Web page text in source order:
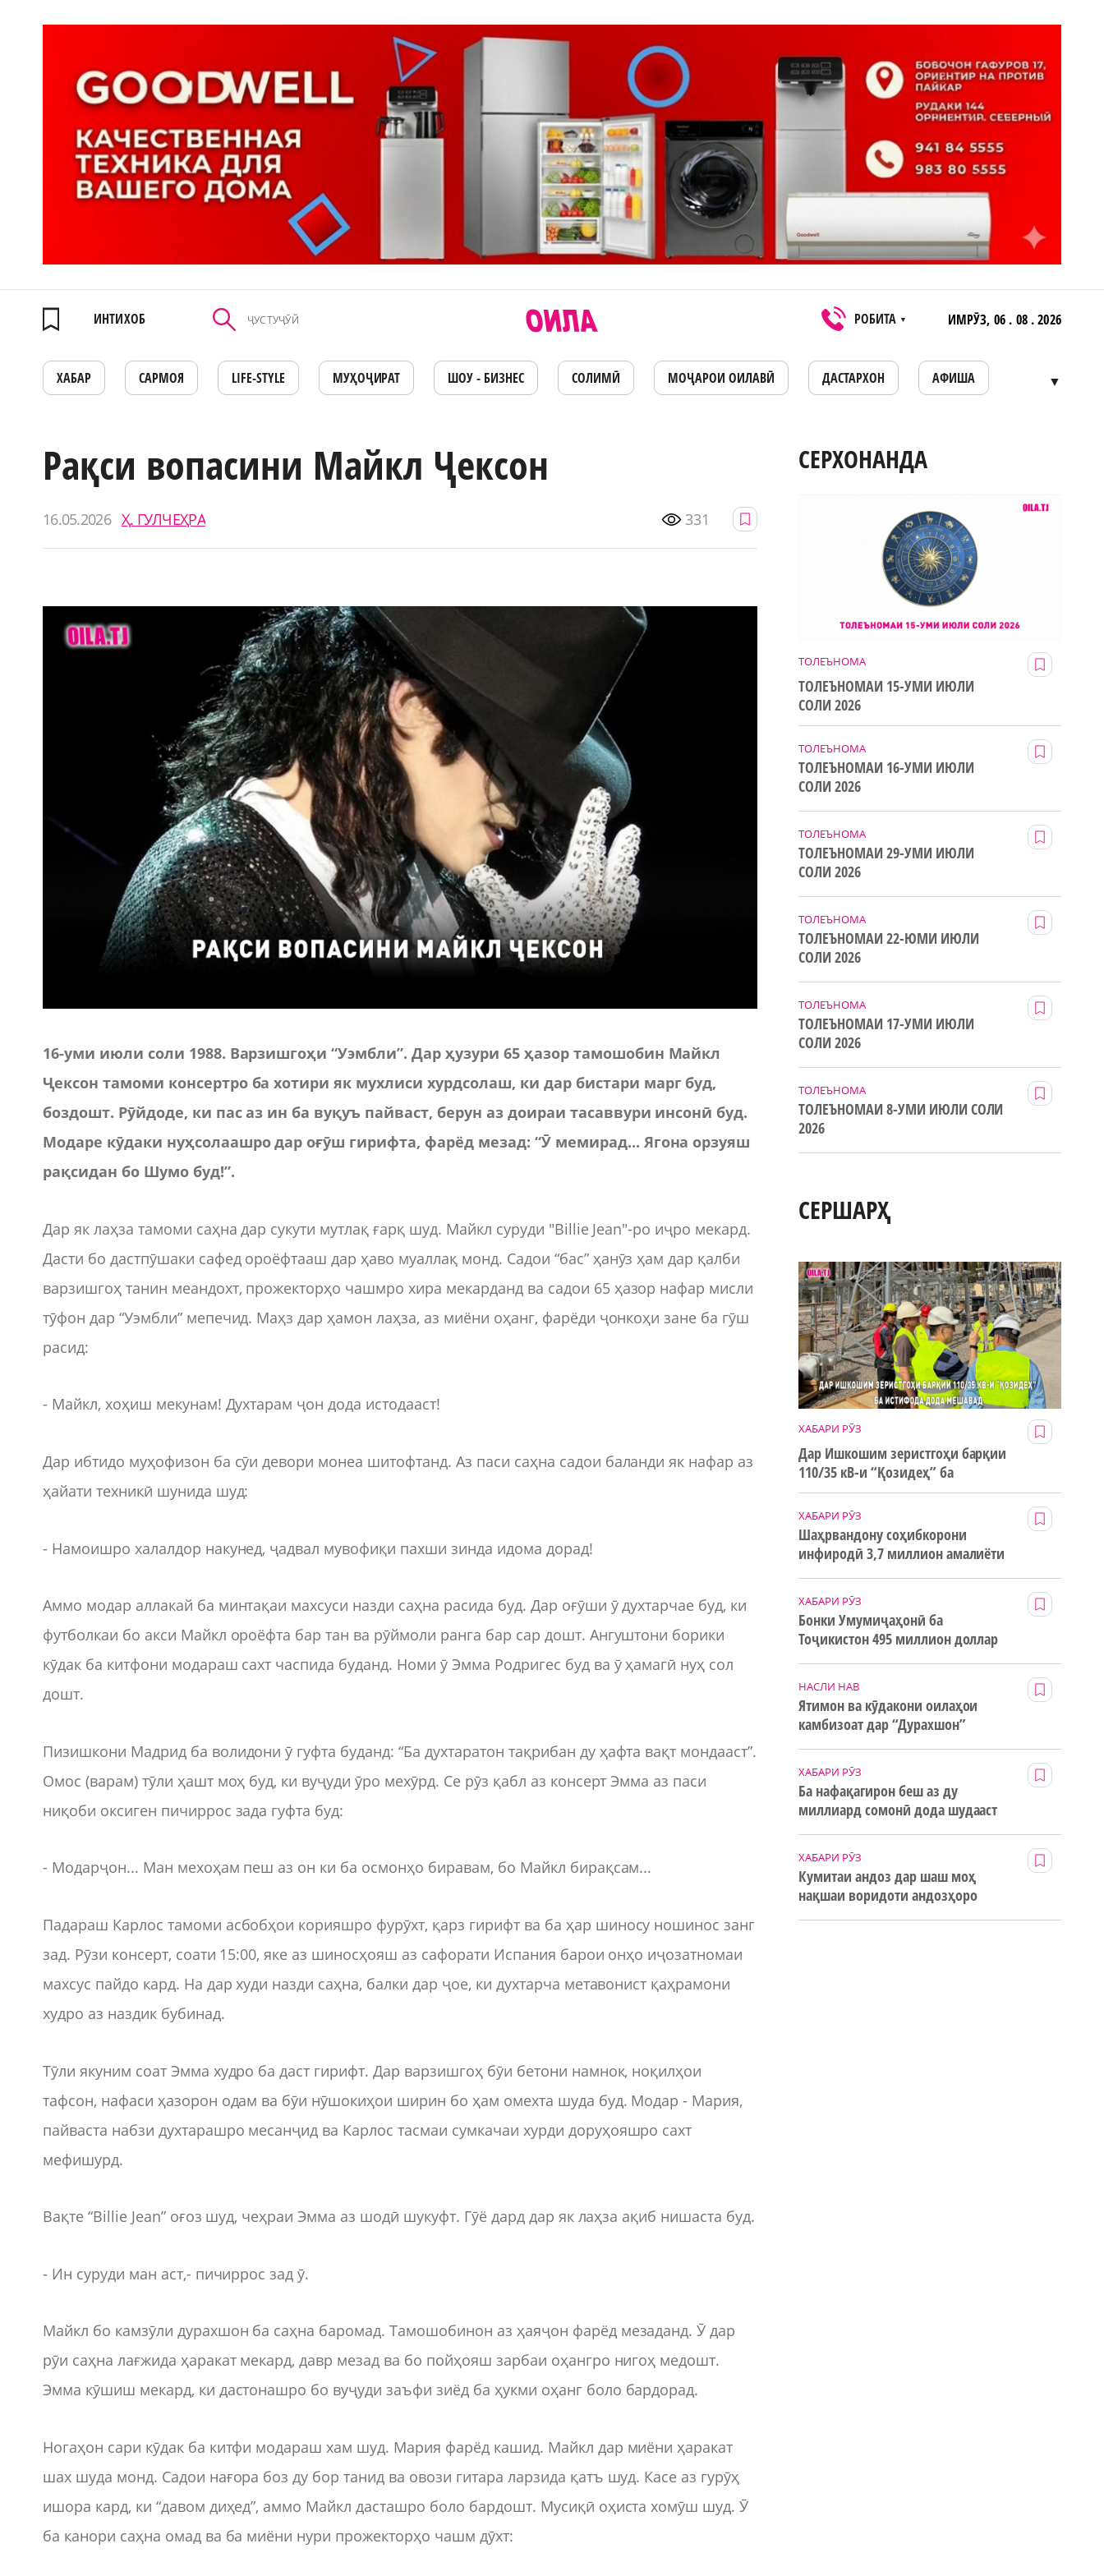
ИНТИХОБ РОБИТА ▼ ИМРӮЗ, 06 . 08 . 2026
ХАБАР САРМОЯ LIFE-STYLE МУҲОҶИРАТ ШОУ - БИЗНЕС СОЛИМӢ МОҶАРОИ ОИЛАВӢ ДАСТАРХОН АФИША ▼
Рақси вопасини Майкл Ҷексон
16.05.2026 Ҳ. ГУЛЧЕҲРА 331
16-уми июли соли 1988. Варзишгоҳи “Уэмбли”. Дар ҳузури 65 ҳазор тамошобин Майкл
Ҷексон тамоми консертро ба хотири як мухлиси хурдсолаш, ки дар бистари марг буд,
боздошт. Рӯйдоде, ки пас аз ин ба вуқуъ пайваст, берун аз доираи тасаввури инсонӣ буд.
Модаре кӯдаки нуҳсолаашро дар оғӯш гирифта, фарёд мезад: “Ӯ мемирад... Ягона орзуяш
рақсидан бо Шумо буд!”.
Дар як лаҳза тамоми саҳна дар сукути мутлақ ғарқ шуд. Майкл суруди "Billie Jean"-ро иҷро мекард.
Дасти бо дастпӯшаки сафед ороёфтааш дар ҳаво муаллақ монд. Садои “бас” ҳанӯз ҳам дар қалби
варзишгоҳ танин меандохт, прожекторҳо чашмро хира мекарданд ва садои 65 ҳазор нафар мисли
тӯфон дар “Уэмбли” мепечид. Маҳз дар ҳамон лаҳза, аз миёни оҳанг, фарёди ҷонкоҳи зане ба гӯш
расид:
- Майкл, хоҳиш мекунам! Духтарам ҷон дода истодааст!
Дар ибтидо муҳофизон ба сӯи девори монеа шитофтанд. Аз паси саҳна садои баланди як нафар аз
ҳайати техникӣ шунида шуд:
- Намоишро халалдор накунед, ҷадвал мувофиқи пахши зинда идома дорад!
Аммо модар аллакай ба минтақаи махсуси назди саҳна расида буд. Дар оғӯши ӯ духтарчае буд, ки
футболкаи бо акси Майкл ороёфта бар тан ва рӯймоли ранга бар сар дошт. Ангуштони борики
кӯдак ба китфони модараш сахт часпида буданд. Номи ӯ Эмма Родригес буд ва ӯ ҳамагӣ нуҳ сол
дошт.
Пизишкони Мадрид ба волидони ӯ гуфта буданд: “Ба духтаратон тақрибан ду ҳафта вақт мондааст”.
Омос (варам) тӯли ҳашт моҳ буд, ки вуҷуди ӯро мехӯрд. Се рӯз қабл аз консерт Эмма аз паси
ниқоби оксиген пичиррос зада гуфта буд:
- Модарҷон... Ман мехоҳам пеш аз он ки ба осмонҳо биравам, бо Майкл бирақсам...
Падараш Карлос тамоми асбобҳои корияшро фурӯхт, қарз гирифт ва ба ҳар шиносу ношинос занг
зад. Рӯзи консерт, соати 15:00, яке аз шиносҳояш аз сафорати Испания барои онҳо иҷозатномаи
махсус пайдо кард. На дар худи назди саҳна, балки дар ҷое, ки духтарча метавонист қаҳрамони
худро аз наздик бубинад.
Тӯли якуним соат Эмма худро ба даст гирифт. Дар варзишгоҳ бӯи бетони намнок, ноқилҳои
тафсон, нафаси ҳазорон одам ва бӯи нӯшокиҳои ширин бо ҳам омехта шуда буд. Модар - Мария,
пайваста набзи духтарашро месанҷид ва Карлос тасмаи сумкачаи хурди доруҳояшро сахт
мефишурд.
Вақте “Billie Jean” оғоз шуд, чеҳраи Эмма аз шодӣ шукуфт. Гӯё дард дар як лаҳза ақиб нишаста буд.
- Ин суруди ман аст,- пичиррос зад ӯ.
Майкл бо камзӯли дурахшон ба саҳна баромад. Тамошобинон аз ҳаяҷон фарёд мезаданд. Ӯ дар
рӯи саҳна лағжида ҳаракат мекард, давр мезад ва бо пойҳояш зарбаи оҳангро нигоҳ медошт.
Эмма кӯшиш мекард, ки дастонашро бо вуҷуди заъфи зиёд ба ҳукми оҳанг боло бардорад.
Ногаҳон сари кӯдак ба китфи модараш хам шуд. Мария фарёд кашид. Майкл дар миёни ҳаракат
шах шуда монд. Садои нағора боз ду бор танид ва овози гитара ларзида қатъ шуд. Касе аз гурӯҳ
ишора кард, ки “давом диҳед”, аммо Майкл дасташро боло бардошт. Мусиқӣ оҳиста хомӯш шуд. Ӯ
ба канори саҳна омад ва ба миёни нури прожекторҳо чашм дӯхт:
СЕРХОНАНДА
ТОЛЕЪНОМА
ТОЛЕЪНОМАИ 15-УМИ ИЮЛИ
СОЛИ 2026
ТОЛЕЪНОМА
ТОЛЕЪНОМАИ 16-УМИ ИЮЛИ
СОЛИ 2026
ТОЛЕЪНОМА
ТОЛЕЪНОМАИ 29-УМИ ИЮЛИ
СОЛИ 2026
ТОЛЕЪНОМА
ТОЛЕЪНОМАИ 22-ЮМИ ИЮЛИ
СОЛИ 2026
ТОЛЕЪНОМА
ТОЛЕЪНОМАИ 17-УМИ ИЮЛИ
СОЛИ 2026
ТОЛЕЪНОМА
ТОЛЕЪНОМАИ 8-УМИ ИЮЛИ СОЛИ
2026
СЕРШАРҲ
ХАБАРИ РӮЗ
Дар Ишкошим зеристгоҳи барқии
110/35 кВ-и “Қозидеҳ” ба
истифода дода мешавад
ХАБАРИ РӮЗ
Шаҳрвандону соҳибкорони
инфиродӣ 3,7 миллион амалиёти
ХАБАРИ РӮЗ
Бонки Умумиҷаҳонӣ ба
Тоҷикистон 495 миллион доллар
НАСЛИ НАВ
Ятимон ва кӯдакони оилаҳои
камбизоат дар “Дурахшон”
ХАБАРИ РӮЗ
Ба нафақагирон беш аз ду
миллиард сомонӣ дода шудааст
ХАБАРИ РӮЗ
Кумитаи андоз дар шаш моҳ
нақшаи воридоти андозҳоро